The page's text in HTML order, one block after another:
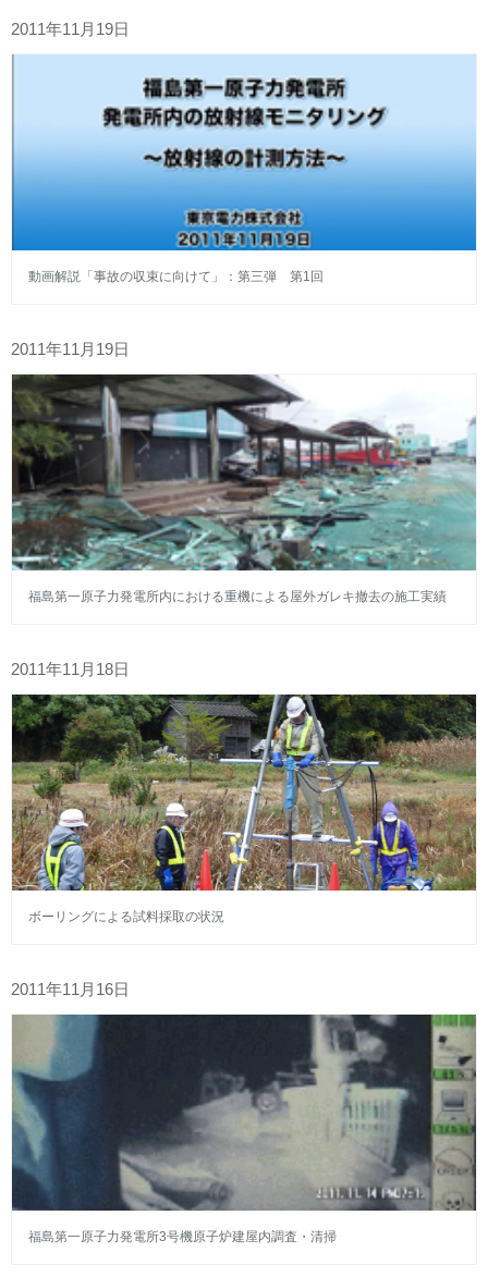
2011年11月19日
動画解説「事故の収束に向けて」：第三弾 第1回
2011年11月19日
福島第一原子力発電所内における重機による屋外ガレキ撤去の施工実績
2011年11月18日
ボーリングによる試料採取の状況
2011年11月16日
福島第一原子力発電所3号機原子炉建屋内調査・清掃